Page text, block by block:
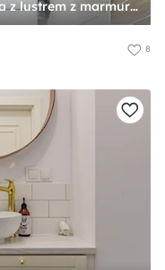
| POD PAPUGAMI | - Mała bez okna z lustrem z marmurową podłogą łazienka, styl glamour - zdjęcie od URZĄDZARNIA Marta Lebiedzińska
8